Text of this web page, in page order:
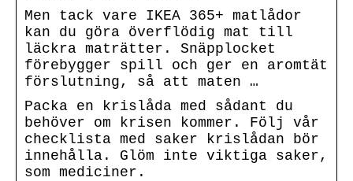
Men tack vare IKEA 365+ matlådor
kan du göra överflödig mat till
läckra maträtter. Snäpplocket
förebygger spill och ger en aromtät
förslutning, så att maten …
Packa en krislåda med sådant du
behöver om krisen kommer. Följ vår
checklista med saker krislådan bör
innehålla. Glöm inte viktiga saker,
som mediciner.